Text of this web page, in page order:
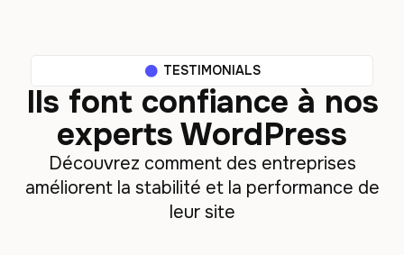
TESTIMONIALS
Ils font confiance à nos
experts WordPress
Découvrez comment des entreprises
améliorent la stabilité et la performance de
leur site